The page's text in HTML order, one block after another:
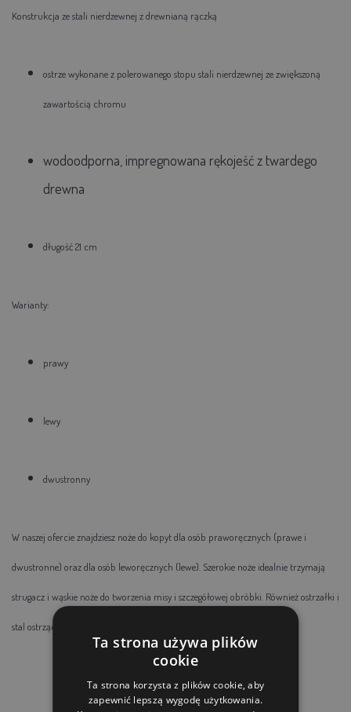
Konstrukcja ze stali nierdzewnej z drewnianą rączką
ostrze wykonane z polerowanego stopu stali nierdzewnej ze zwiększoną
zawartością chromu
wodoodporna, impregnowana rękojeść z twardego
drewna
długość 21 cm
Warianty:
prawy
lewy
dwustronny
W naszej ofercie znajdziesz noże do kopyt dla osób praworęcznych (prawe i
dwustronne) oraz dla osób leworęcznych (lewe). Szerokie noże idealnie trzymają
strugacz i wąskie noże do tworzenia misy i szczegółowej obróbki. Również ostrzałki i
stal ostrząca do konserwacji ostrzy noży
Ta strona używa plików
cookie
Ta strona korzysta z plików cookie, aby
zapewnić lepszą wygodę użytkowania.